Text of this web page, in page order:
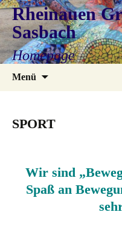
Rheinauen
Sasbach
Homepage
Menü
SPORT
Wir sind
Spaß an